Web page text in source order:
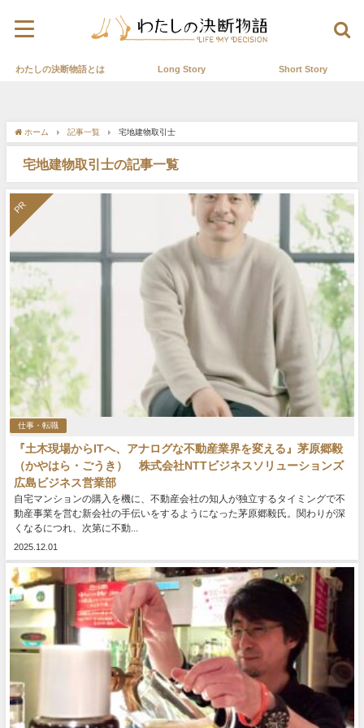
わたしの決断物語とは Long Story Short Story
ホーム 記事一覧 宅地建物取引士
宅地建物取引士の記事一覧
PR
仕事・転職
『土木現場からITへ、アナログな不動産業界を変える』茅原郷毅
（かやはら・ごうき） 株式会社NTTビジネスソリューションズ
広島ビジネス営業部
自宅マンションの購入を機に、不動産会社の知人が独立するタイミングで不
動産事業を営む新会社の手伝いをするようになった茅原郷毅氏。関わりが深
くなるにつれ、次第に不動...
2025.12.01